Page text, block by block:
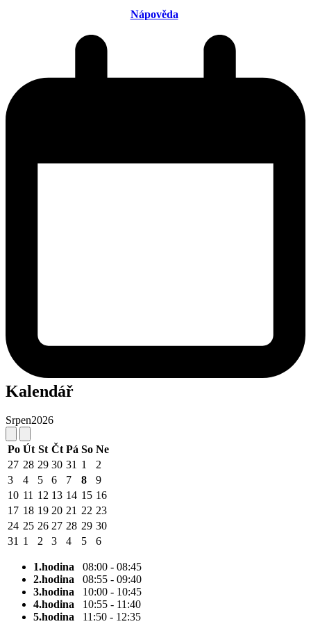
Nápověda
Kalendář
Srpen2026
Po Út St Čt Pá So Ne
27 28 29 30 31 1
2
3
4 5 6 7 8
9
10 11 12 13 14 15 16
17 18 19 20 21 22 23
24 25 26 27 28 29 30
31 1 2 3 4 5 6
1.hodina 08:00 - 08:45
2.hodina 08:55 - 09:40
3.hodina 10:00 - 10:45
4.hodina 10:55 - 11:40
5.hodina 11:50 - 12:35